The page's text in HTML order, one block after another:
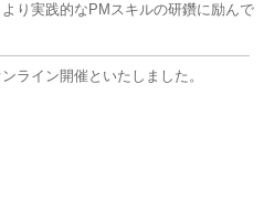
り実践的なPMスキルの研鑽に励んで
ライン開催といたしました。